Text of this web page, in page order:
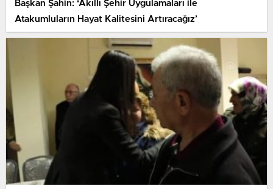
Başkan Şahin: ‘Akıllı Şehir Uygulamaları ile
Atakumluların Hayat Kalitesini Artıracağız’